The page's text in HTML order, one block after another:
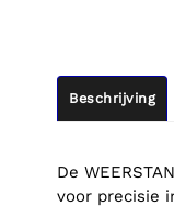
Beschrijving
De
voor precisie